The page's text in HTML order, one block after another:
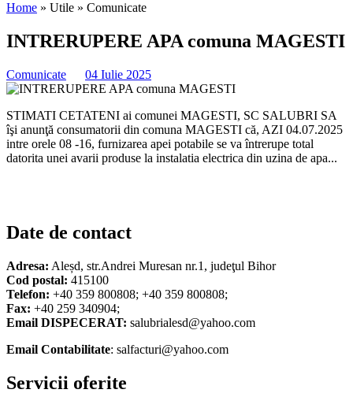
Home » Utile » Comunicate
INTRERUPERE APA comuna MAGESTI
Comunicate 04 Iulie 2025
STIMATI CETATENI ai comunei MAGESTI, SC SALUBRI SA
îşi anunţă consumatorii din comuna MAGESTI că, AZI 04.07.2025
intre orele 08 -16, furnizarea apei potabile se va întrerupe total
datorita unei avarii produse la instalatia electrica din uzina de apa...
Date de contact
Adresa: Aleșd, str.Andrei Muresan nr.1, judeţul Bihor
Cod postal: 415100
Telefon: +40 359 800808; +40 359 800808;
Fax: +40 259 340904;
Email DISPECERAT: salubrialesd@yahoo.com
Email Contabilitate: salfacturi@yahoo.com
Servicii oferite